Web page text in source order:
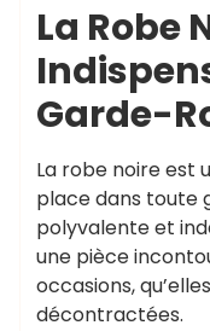
La Robe
Garde-
La robe noire est
place dans toute
polyvalente et
une pièce
occasions,
décontractées.